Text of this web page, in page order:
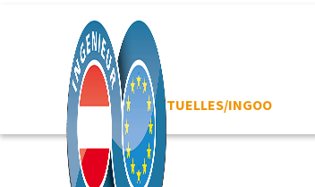
HOME AKTUELLES/INGOO